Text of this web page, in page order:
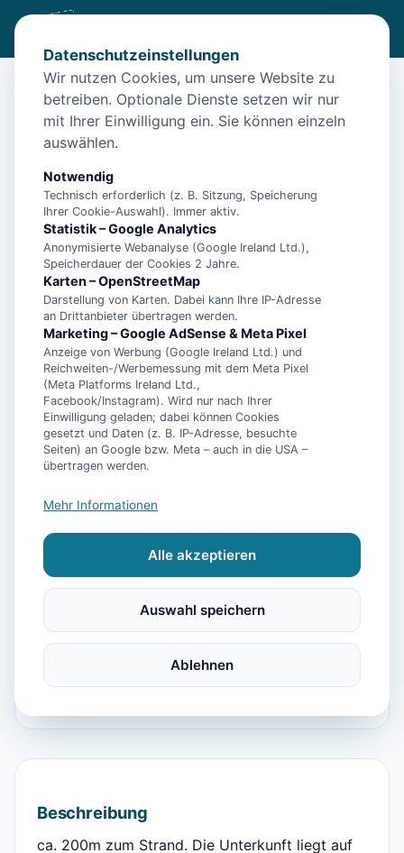
/Unterkünfte /Borkum/
Borkum – Ferienwohnung Dr. Alex für 4 Personen
Borkum – Ferienwohnung Dr. Alex
für 4 Personen
26757 Borkum
Ausstattung
WLAN
Geschirrspüler Kaffeemaschine
Herdplatte Backofen Dusche
Waschmaschine-Trockner-Kombination Veranda
Beschreibung
ca. 200m zum Strand. Die Unterkunft liegt auf
Datenschutzeinstellungen
Wir nutzen Cookies, um unsere Website zu
betreiben. Optionale Dienste setzen wir nur
mit Ihrer Einwilligung ein. Sie können einzeln
auswählen.
Notwendig
Technisch erforderlich (z. B. Sitzung, Speicherung
Ihrer Cookie-Auswahl). Immer aktiv.
Statistik – Google Analytics
Anonymisierte Webanalyse (Google Ireland Ltd.),
Speicherdauer der Cookies 2 Jahre.
Karten – OpenStreetMap
Darstellung von Karten. Dabei kann Ihre IP-Adresse
an Drittanbieter übertragen werden.
Marketing – Google AdSense & Meta Pixel
Anzeige von Werbung (Google Ireland Ltd.) und
Reichweiten-/Werbemessung mit dem Meta Pixel
(Meta Platforms Ireland Ltd.,
Facebook/Instagram). Wird nur nach Ihrer
Einwilligung geladen; dabei können Cookies
gesetzt und Daten (z. B. IP-Adresse, besuchte
Seiten) an Google bzw. Meta – auch in die USA –
übertragen werden.
Mehr Informationen
Alle akzeptieren
Auswahl speichern
Ablehnen